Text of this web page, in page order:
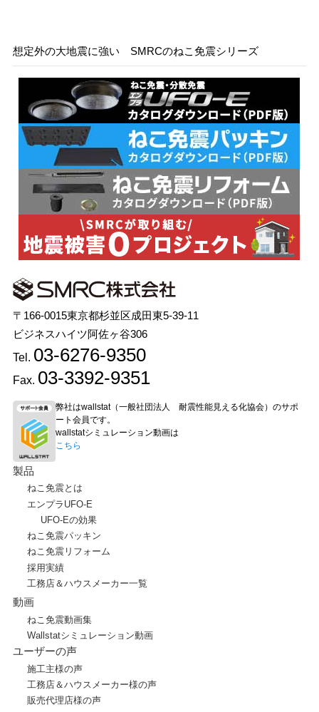
想定外の大地震に強い SMRCのねこ免震シリーズ
〒166-0015東京都杉並区成田東5-39-11
ビジネスハイツ阿佐ヶ谷306
Tel. 03-6276-9350
Fax. 03-3392-9351
弊社はwallstat（一般社団法人 耐震性能見える化協会）のサポ
ート会員です。
wallstatシミュレーション動画は
こちら
製品
ねこ免震とは
エンプラUFO-E
UFO-Eの効果
ねこ免震パッキン
ねこ免震リフォーム
採用実績
工務店＆ハウスメーカー一覧
動画
ねこ免震動画集
Wallstatシミュレーション動画
ユーザーの声
施工主様の声
工務店＆ハウスメーカー様の声
販売代理店様の声